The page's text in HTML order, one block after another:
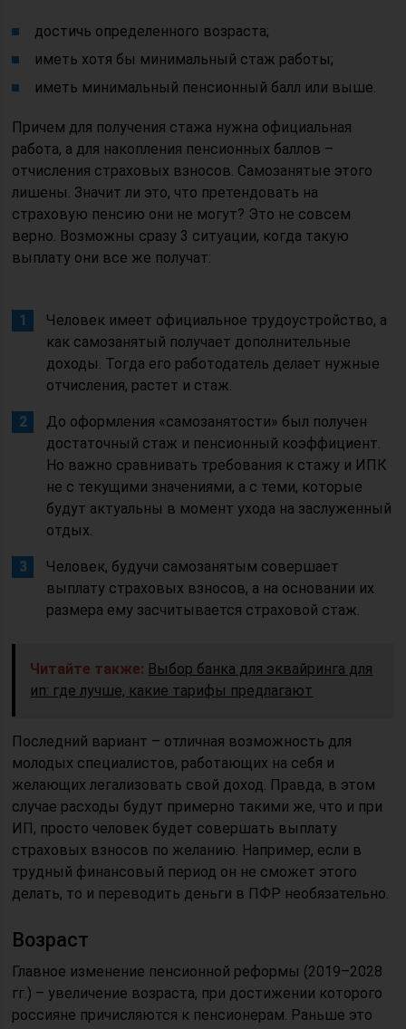
достичь определенного возраста;
иметь хотя бы минимальный стаж работы;
иметь минимальный пенсионный балл или выше.
Причем для получения стажа нужна официальная
работа, а для накопления пенсионных баллов –
отчисления страховых взносов. Самозанятые этого
лишены. Значит ли это, что претендовать на
страховую пенсию они не могут? Это не совсем
верно. Возможны сразу 3 ситуации, когда такую
выплату они все же получат:
Человек имеет официальное трудоустройство, а
как самозанятый получает дополнительные
доходы. Тогда его работодатель делает нужные
отчисления, растет и стаж.
До оформления «самозанятости» был получен
достаточный стаж и пенсионный коэффициент.
Но важно сравнивать требования к стажу и ИПК
не с текущими значениями, а с теми, которые
будут актуальны в момент ухода на заслуженный
отдых.
Человек, будучи самозанятым совершает
выплату страховых взносов, а на основании их
размера ему засчитывается страховой стаж.
Читайте также: Выбор банка для эквайринга для
ип: где лучше, какие тарифы предлагают
Последний вариант – отличная возможность для
молодых специалистов, работающих на себя и
желающих легализовать свой доход. Правда, в этом
случае расходы будут примерно такими же, что и при
ИП, просто человек будет совершать выплату
страховых взносов по желанию. Например, если в
трудный финансовый период он не сможет этого
делать, то и переводить деньги в ПФР необязательно.
Возраст
Главное изменение пенсионной реформы (2019–2028
гг.) – увеличение возраста, при достижении которого
россияне причисляются к пенсионерам. Раньше это